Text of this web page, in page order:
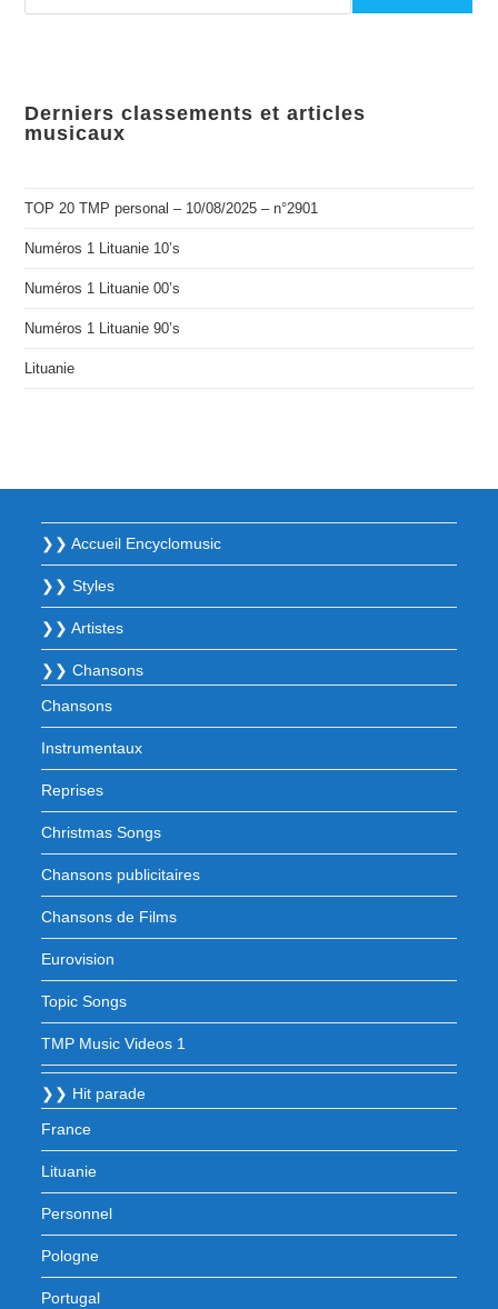
Derniers classements et articles
musicaux
TOP 20 TMP personal – 10/08/2025 – n°2901
Numéros 1 Lituanie 10’s
Numéros 1 Lituanie 00’s
Numéros 1 Lituanie 90’s
Lituanie
❯❯ Accueil Encyclomusic
❯❯ Styles
❯❯ Artistes
❯❯ Chansons
Chansons
Instrumentaux
Reprises
Christmas Songs
Chansons publicitaires
Chansons de Films
Eurovision
Topic Songs
TMP Music Videos 1
❯❯ Hit parade
France
Lituanie
Personnel
Pologne
Portugal